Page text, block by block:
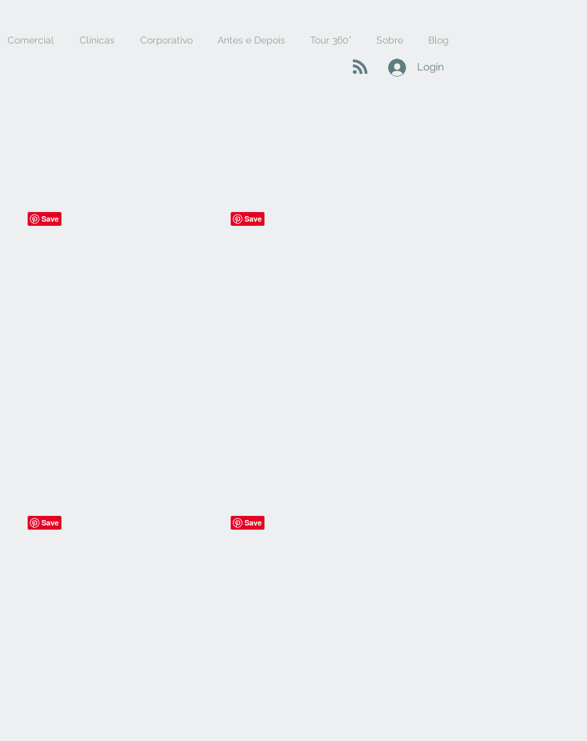
Comercial Clínicas Corporativo Antes e Depois Tour 360° Sobre Blog
Login